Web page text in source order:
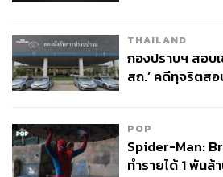
THAILAND
กองปราบฯ สอบ
สถ.’ คดีทุจริตส
POP
Spider-Man:
ทำรายได้ 1 พันล้